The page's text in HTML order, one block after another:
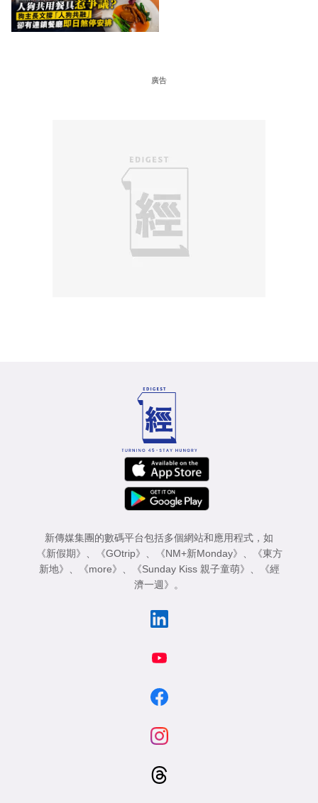
廣告
新傳媒集團的數碼平台包括多個網站和應用程式，如
《新假期》
《GOtrip》 《NM+新Monday》
《東方
新地》
《more》 《Sunday Kiss 親子童萌》
《經
濟一週》
。